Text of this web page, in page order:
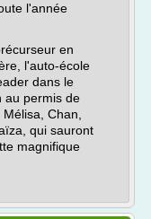
l'année
en
l'auto-école
dans le
au permis de
Chan,
qui sauront
magnifique